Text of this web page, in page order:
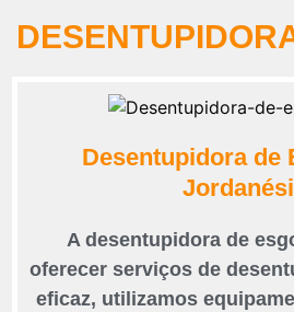
Desentupidora de
A desentupidora de
oferecer serviços de
eficaz, utilizamos